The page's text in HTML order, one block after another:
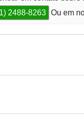
2488-8263 Ou em